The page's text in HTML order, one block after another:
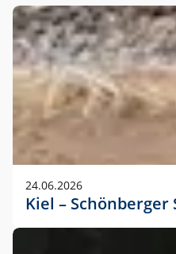
24.06.2026
Kiel –